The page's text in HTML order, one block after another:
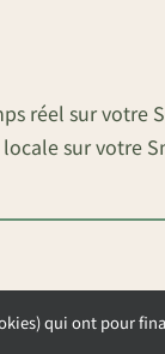
réel sur votre
sur votre
OUVERTURE DE LA
qui ont pour